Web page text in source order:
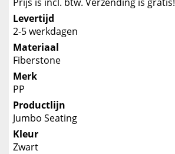
Levertijd
2-5 werkdagen
Materiaal
Fiberstone
Merk
PP
Productlijn
Jumbo Seating
Kleur
Zwart